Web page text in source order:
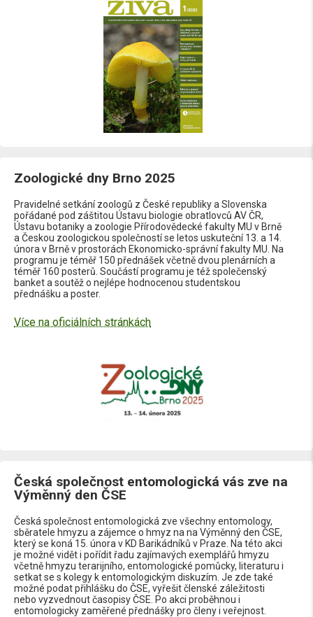
Zoologické dny Brno 2025
Pravidelné setkání zoologů z České republiky a Slovenska
pořádané pod záštitou Ústavu biologie obratlovců AV ČR,
Ústavu botaniky a zoologie Přírodovědecké fakulty MU v Brně
a Českou zoologickou společností se letos uskuteční 13. a 14.
února v Brně v prostorách Ekonomicko-správní fakulty MU. Na
programu je téměř 150 přednášek včetně dvou plenárních a
téměř 160 posterů. Součástí programu je též společenský
banket a soutěž o nejlépe hodnocenou studentskou
přednášku a poster.
Více na oficiálních stránkách
Česká společnost entomologická vás zve na
Výměnný den ČSE
Česká společnost entomologická zve všechny entomology,
sběratele hmyzu a zájemce o hmyz na na Výměnný den ČSE,
který se koná 15. února v KD Barikádníků v Praze. Na této akci
je možné vidět i pořídit řadu zajímavých exemplářů hmyzu
včetně hmyzu terarijního, entomologické pomůcky, literaturu i
setkat se s kolegy k entomologickým diskuzím. Je zde také
možné podat přihlášku do ČSE, vyřešit členské záležitosti
nebo vyzvednout časopisy ČSE. Po akci proběhnou i
entomologicky zaměřené přednášky pro členy i veřejnost.